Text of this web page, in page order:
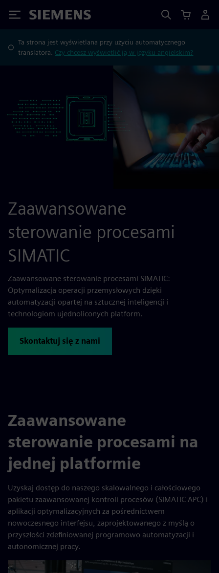
Siemens
Ta strona jest wyświetlana przy użyciu automatycznego
translatora. Czy chcesz wyświetlić ją w języku angielskim?
Zaawansowane
sterowanie procesami
SIMATIC
Zaawansowane sterowanie procesami SIMATIC:
Optymalizacja operacji przemysłowych dzięki
automatyzacji opartej na sztucznej inteligencji i
technologiom ujednoliconych platform.
Skontaktuj się z nami
Zaawansowane
sterowanie procesami na
jednej platformie
Uzyskaj dostęp do naszego skalowalnego i całościowego
pakietu zaawansowanej kontroli procesów (SIMATIC APC) i
aplikacji optymalizacyjnych za pośrednictwem
nowoczesnego interfejsu, zaprojektowanego z myślą o
przyszłości zdefiniowanej programowo automatyzacji i
autonomicznej pracy.